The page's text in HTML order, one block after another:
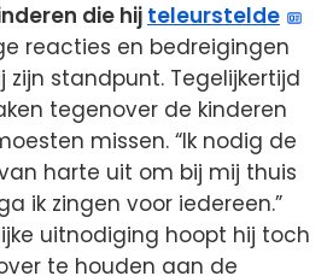
die hij teleurstelde
reacties en bedreigingen
zijn standpunt. Tegelijkertijd
tegenover de kinderen
missen. “Ik nodig de
harte uit om bij mij thuis
ik zingen voor iedereen.”
uitnodiging hoopt hij toch
te houden aan de